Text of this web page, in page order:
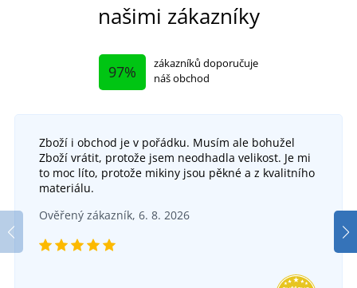
našimi zákazníky
97%
zákazníků doporučuje
náš obchod
Zboží i obchod je v pořádku. Musím ale bohužel
Zboží vrátit, protože jsem neodhadla velikost. Je mi
to moc líto, protože mikiny jsou pěkné a z kvalitního
materiálu.
Ověřený zákazník, 6. 8. 2026